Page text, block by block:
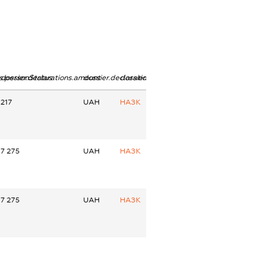
dossier.declarations.amountdossier.declarations.currency
dossier.declarations.source
217 UAH НАЗК
7 275 UAH НАЗК
7 275 UAH НАЗК